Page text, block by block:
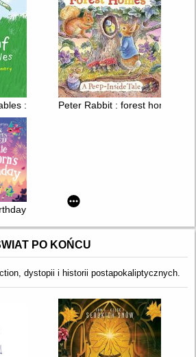
: a graphic novelPeter Rabbit : forest homes : a
PO KOŃCU
dystopii i historii postapokaliptycznych.